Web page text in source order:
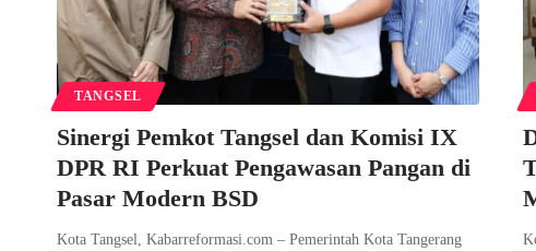
TANGSEL
Sinergi Pemkot Tangsel dan Komisi IX
DPR RI Perkuat Pengawasan Pangan di
Pasar Modern BSD
Kota Tangsel, Kabarreformasi.com – Pemerintah Kota Tangerang